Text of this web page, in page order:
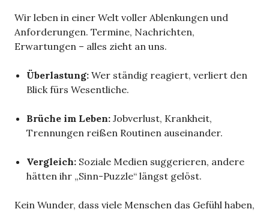
Wir leben in einer Welt voller Ablenkungen und
Anforderungen. Termine, Nachrichten,
Erwartungen – alles zieht an uns.
Überlastung: Wer ständig reagiert, verliert den
Blick fürs Wesentliche.
Brüche im Leben: Jobverlust, Krankheit,
Trennungen reißen Routinen auseinander.
Vergleich: Soziale Medien suggerieren, andere
hätten ihr „Sinn-Puzzle“ längst gelöst.
Kein Wunder, dass viele Menschen das Gefühl haben,